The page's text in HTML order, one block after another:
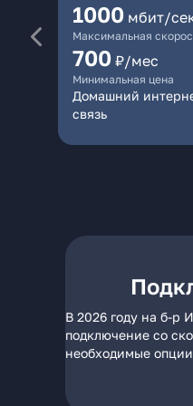
1000 мбит/
Максимальная
700 ₽/мес
Минимальная цена
Домашний
связь
В 2026 году на б-р
подключение со
необходимые